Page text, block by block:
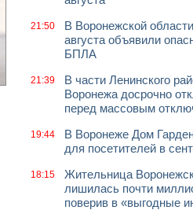
21:50
В Воронежской
августа объявили
БПЛА
21:39
В части Ленинского
Воронежа досрочно
перед массовым
19:44
В Воронеже Дом
для посетителей в
18:15
Жительница
лишилась почти
поверив в «выгодные